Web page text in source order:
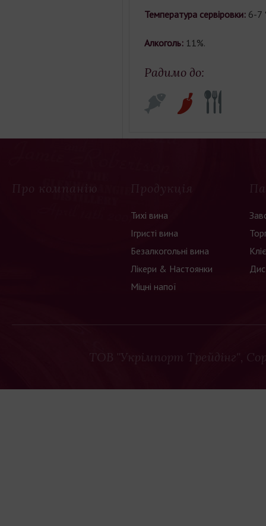
Температура сервіровки:6-7
Алкоголь:11%.
Радимо до:
Про компанію Продукція
Тихі вина
Ігристі вина
Безалкогольні вина
Лікери & Настоянки
Міцні напої
ТОВ "Укрімпорт Трейдінг",